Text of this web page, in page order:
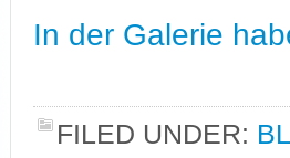
In der Galerie
FILED UNDER: